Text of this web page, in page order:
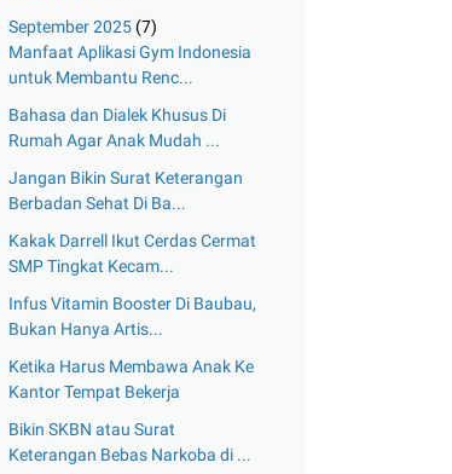
September 2025 (7)
Manfaat Aplikasi Gym Indonesia
untuk Membantu Renc...
Bahasa dan Dialek Khusus Di
Rumah Agar Anak Mudah ...
Jangan Bikin Surat Keterangan
Berbadan Sehat Di Ba...
Kakak Darrell Ikut Cerdas Cermat
SMP Tingkat Kecam...
Infus Vitamin Booster Di Baubau,
Bukan Hanya Artis...
Ketika Harus Membawa Anak Ke
Kantor Tempat Bekerja
Bikin SKBN atau Surat
Keterangan Bebas Narkoba di ...